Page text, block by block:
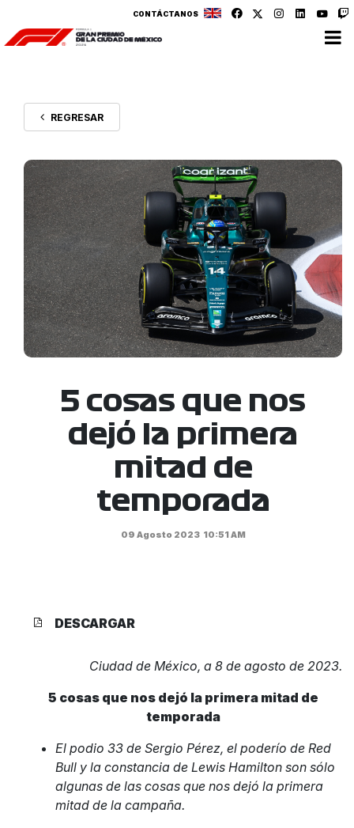
CONTÁCTANOS
REGRESAR
5 cosas que nos
dejó la primera
mitad de
temporada
09 Agosto 2023 10:51 AM
DESCARGAR
Ciudad de México, a 8 de agosto de 2023.
5 cosas que nos dejó la primera mitad de
temporada
El podio 33 de Sergio Pérez, el poderío de Red
Bull y la constancia de Lewis Hamilton son sólo
algunas de las cosas que nos dejó la primera
mitad de la campaña.